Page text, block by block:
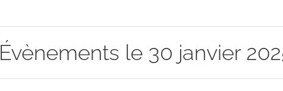
Évènements le 30 janvier